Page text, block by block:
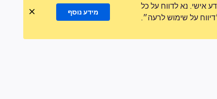
אישי. נא לדווח על כל
על שימוש לרעה״.
מידע נוסף